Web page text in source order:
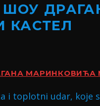
ШОУ
КАСТЕЛ
МАРИНКОВИЋА